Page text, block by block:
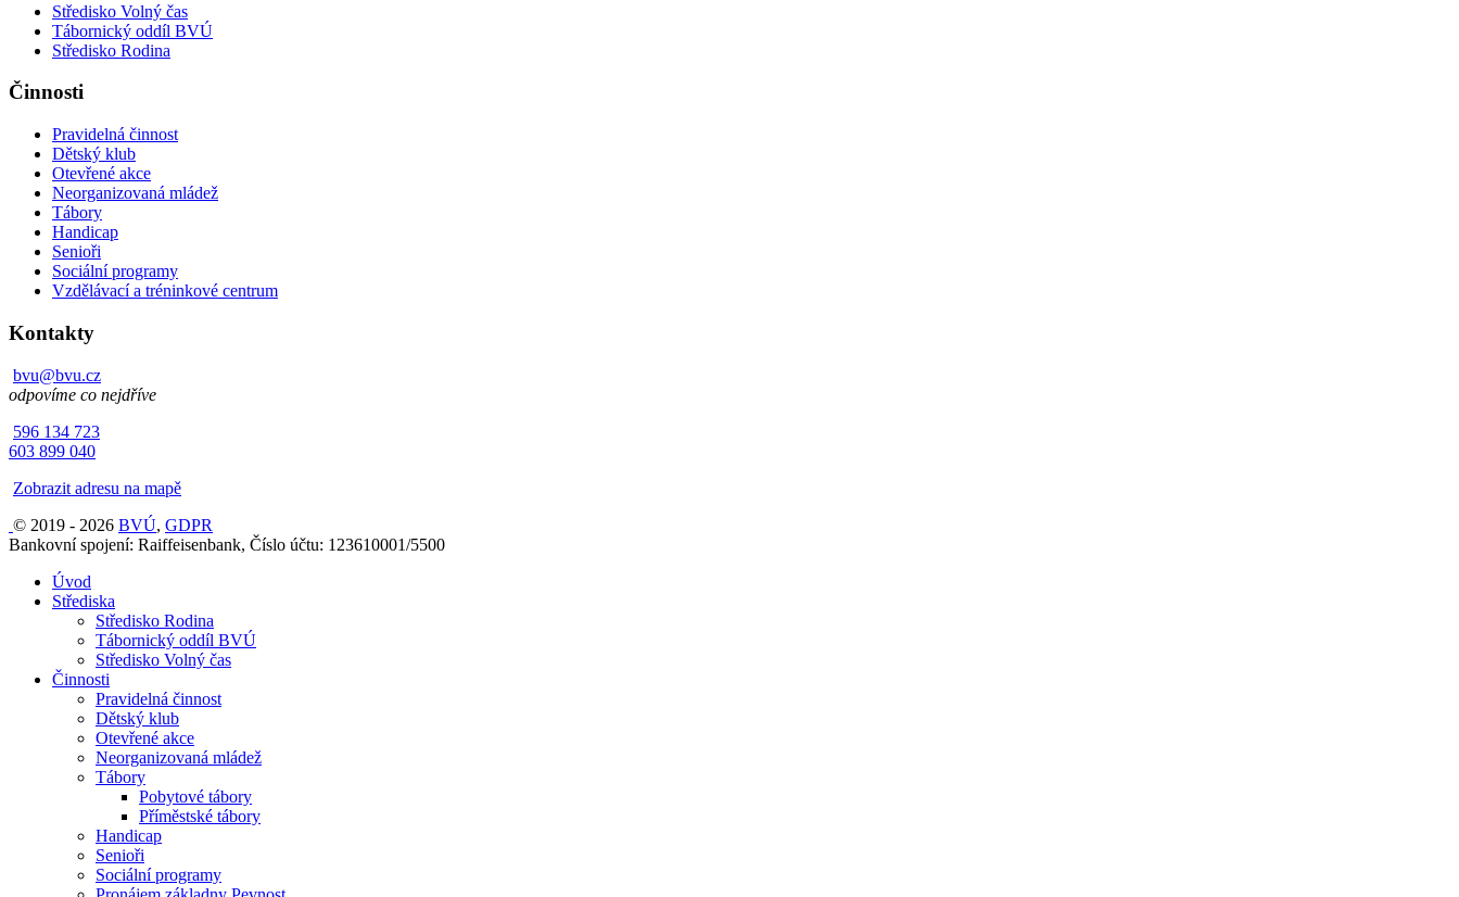
Středisko Volný čas
Tábornický oddíl BVÚ
Středisko Rodina
Činnosti
Pravidelná činnost
Dětský klub
Otevřené akce
Neorganizovaná mládež
Tábory
Handicap
Senioři
Sociální programy
Vzdělávací a tréninkové centrum
Kontakty
bvu@bvu.cz
odpovíme co nejdříve
596 134 723
603 899 040
Zobrazit adresu na mapě
© 2019 - 2026 BVÚ, GDPR
Bankovní spojení: Raiffeisenbank, Číslo účtu: 123610001/5500
Úvod
Střediska
Středisko Rodina
Tábornický oddíl BVÚ
Středisko Volný čas
Činnosti
Pravidelná činnost
Dětský klub
Otevřené akce
Neorganizovaná mládež
Tábory
Pobytové tábory
Příměstské tábory
Handicap
Senioři
Sociální programy